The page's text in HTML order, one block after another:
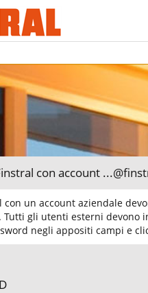
con account
un account aziendale
Tutti gli utenti esterni devono
negli appositi campi e